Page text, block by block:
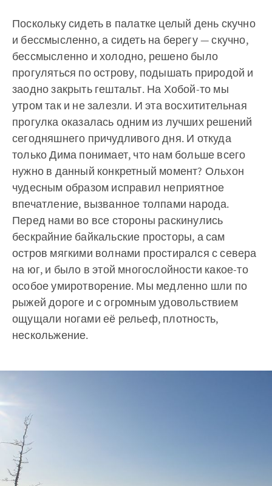
Поскольку сидеть в палатке целый день скучно
и бессмысленно, а сидеть на берегу — скучно,
бессмысленно и холодно, решено было
прогуляться по острову, подышать природой и
заодно закрыть гештальт. На Хобой-то мы
утром так и не залезли. И эта восхитительная
прогулка оказалась одним из лучших решений
сегодняшнего причудливого дня. И откуда
только Дима понимает, что нам больше всего
нужно в данный конкретный момент? Ольхон
чудесным образом исправил неприятное
впечатление, вызванное толпами народа.
Перед нами во все стороны раскинулись
бескрайние байкальские просторы, а сам
остров мягкими волнами простирался с севера
на юг, и было в этой многослойности какое-то
особое умиротворение. Мы медленно шли по
рыжей дороге и с огромным удовольствием
ощущали ногами её рельеф, плотность,
нескольжение.